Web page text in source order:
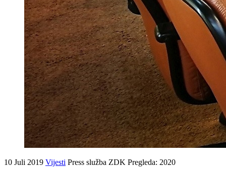
10 Juli 2019 Vijesti Press služba ZDK Pregleda: 2020